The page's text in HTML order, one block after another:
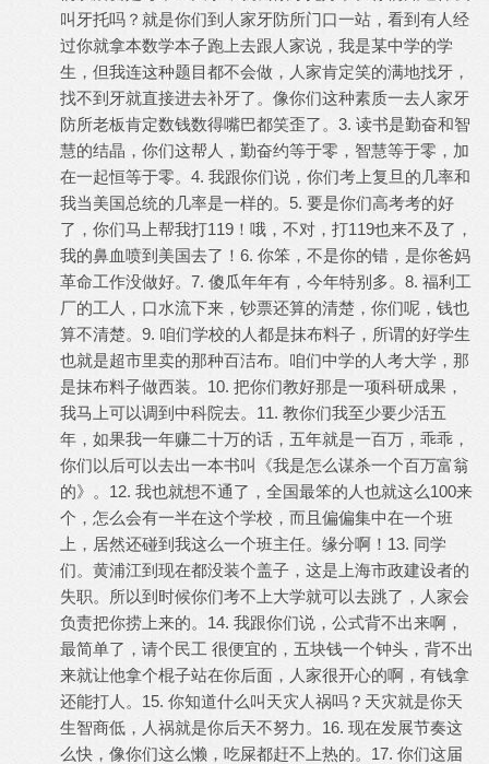
叫牙托吗？就是你们到人家牙防所门口一站，看到有人经
过你就拿本数学本子跑上去跟人家说，我是某中学的学
生，但我连这种题目都不会做，人家肯定笑的满地找牙，
找不到牙就直接进去补牙了。像你们这种素质一去人家牙
防所老板肯定数钱数得嘴巴都笑歪了。3. 读书是勤奋和智
慧的结晶，你们这帮人，勤奋约等于零，智慧等于零，加
在一起恒等于零。4. 我跟你们说，你们考上复旦的几率和
我当美国总统的几率是一样的。5. 要是你们高考考的好
了，你们马上帮我打119！哦，不对，打119也来不及了，
我的鼻血喷到美国去了！6. 你笨，不是你的错，是你爸妈
革命工作没做好。7. 傻瓜年年有，今年特别多。8. 福利工
厂的工人，口水流下来，钞票还算的清楚，你们呢，钱也
算不清楚。9. 咱们学校的人都是抹布料子，所谓的好学生
也就是超市里卖的那种百洁布。咱们中学的人考大学，那
是抹布料子做西装。10. 把你们教好那是一项科研成果，
我马上可以调到中科院去。11. 教你们我至少要少活五
年，如果我一年赚二十万的话，五年就是一百万，乖乖，
你们以后可以去出一本书叫《我是怎么谋杀一个百万富翁
的》。12. 我也就想不通了，全国最笨的人也就这么100来
个，怎么会有一半在这个学校，而且偏偏集中在一个班
上，居然还碰到我这么一个班主任。缘分啊！13. 同学
们。黄浦江到现在都没装个盖子，这是上海市政建设者的
失职。所以到时候你们考不上大学就可以去跳了，人家会
负责把你捞上来的。14. 我跟你们说，公式背不出来啊，
最简单了，请个民工 很便宜的，五块钱一个钟头，背不出
来就让他拿个棍子站在你后面，人家很开心的啊，有钱拿
还能打人。15. 你知道什么叫天灾人祸吗？天灾就是你天
生智商低，人祸就是你后天不努力。16. 现在发展节奏这
么快，像你们这么懒，吃屎都赶不上热的。17. 你们这届